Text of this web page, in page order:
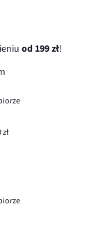
od 199 zł!
zł